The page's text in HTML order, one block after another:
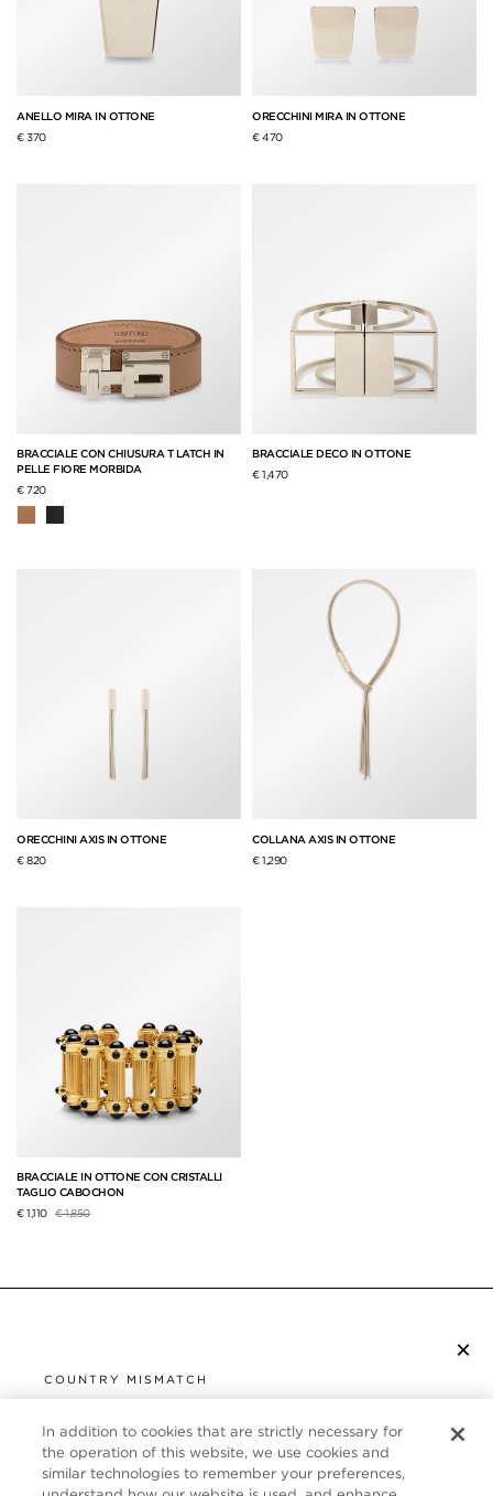
ANELLO MIRA IN OTTONE
€ 370
ORECCHINI MIRA IN OTTONE
€ 470
BRACCIALE CON CHIUSURA T LATCH IN
PELLE FIORE MORBIDA
€ 720
BRACCIALE DECO IN OTTONE
€ 1,470
ORECCHINI AXIS IN OTTONE
€ 820
COLLANA AXIS IN OTTONE
€ 1,290
BRACCIALE IN OTTONE CON CRISTALLI
TAGLIO CABOCHON
€ 1,110 Prezzo ridotto da
€ 1,850a
×
COUNTRY MISMATCH
UNITED STATES
It looks like you are visiting us from United States,
SERVIZIO CLIENTI
CHI SIAMO
In addition to cookies that are strictly necessary for
the operation of this website, we use cookies and
similar technologies to remember your preferences,